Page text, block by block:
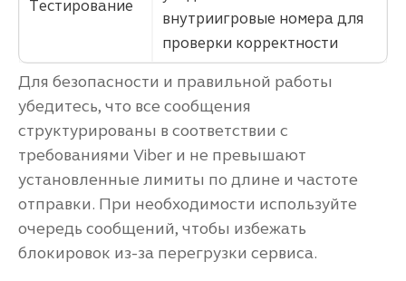
Тестирование
внутриигровые номера для
проверки корректности
Для безопасности и правильной работы
убедитесь, что все сообщения
структурированы в соответствии с
требованиями Viber и не превышают
установленные лимиты по длине и частоте
отправки. При необходимости используйте
очередь сообщений, чтобы избежать
блокировок из-за перегрузки сервиса.